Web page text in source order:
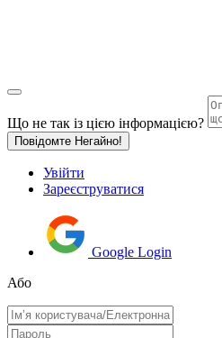
Що не так із цією інформацією?
Повідомте Негайно!
Увійти
Зареєструватися
Google Login
Або